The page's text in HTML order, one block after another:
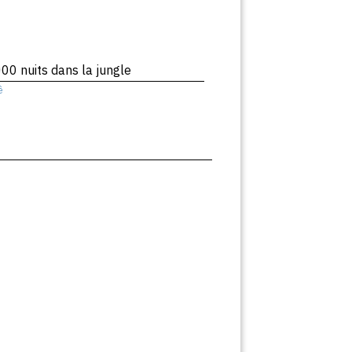
nuits dans la jungle